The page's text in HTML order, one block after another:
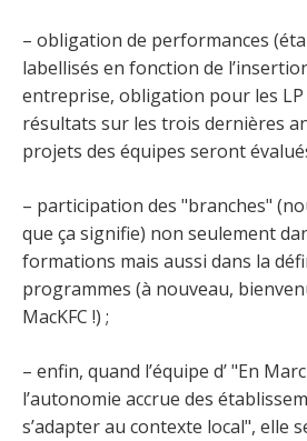
– obligation de performances
labellisés en fonction de
entreprise, obligation pour les
résultats sur les trois dernières
projets des équipes seront
– participation des "branches"
que ça signifie) non seulement
formations mais aussi dans la
programmes (à nouveau,
MacKFC !) ;
– enfin, quand l’équipe d’ "En
l’autonomie accrue des
s’adapter au contexte local", elle